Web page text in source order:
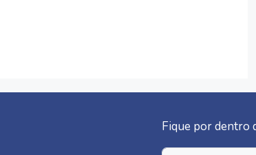
Fique por dentro